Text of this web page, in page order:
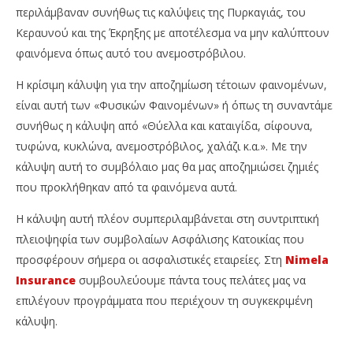
περιλάμβαναν συνήθως τις καλύψεις της Πυρκαγιάς, του
Κεραυνού και της Έκρηξης με αποτέλεσμα να μην καλύπτουν
φαινόμενα όπως αυτό του ανεμοστρόβιλου.
Η κρίσιμη κάλυψη για την αποζημίωση τέτοιων φαινομένων,
είναι αυτή των «Φυσικών Φαινομένων» ή όπως τη συναντάμε
συνήθως η κάλυψη από «Θύελλα και καταιγίδα, σίφουνα,
τυφώνα, κυκλώνα, ανεμοστρόβιλος, χαλάζι κ.α.». Με την
κάλυψη αυτή το συμβόλαιο μας θα μας αποζημιώσει ζημιές
που προκλήθηκαν από τα φαινόμενα αυτά.
Η κάλυψη αυτή πλέον συμπεριλαμβάνεται στη συντριπτική
πλειοψηφία των συμβολαίων Ασφάλισης Κατοικίας που
προσφέρουν σήμερα οι ασφαλιστικές εταιρείες. Στη Nimela
Insurance συμβουλεύουμε πάντα τους πελάτες μας να
επιλέγουν προγράμματα που περιέχουν τη συγκεκριμένη
κάλυψη.